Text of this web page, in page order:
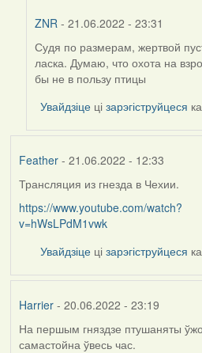
ZNR - 21.06.2022 - 23:31
In
reply
to
by
Harrier
Судя по размерам, жертвой
ласка. Думаю, что охота на
бы не в пользу птицы
Увайдзіце цізарэгіструйцеся
Feather- 21.06.2022 - 12:33
Трансляция из гнезда в Чехии.
https://www.youtube.com/watch?
v=hWsLPdM1vwk
Увайдзіце цізарэгіструйцеся
Harrier- 20.06.2022 - 23:19
На першым гняздзе птушаняты
самастойна ўвесь час.